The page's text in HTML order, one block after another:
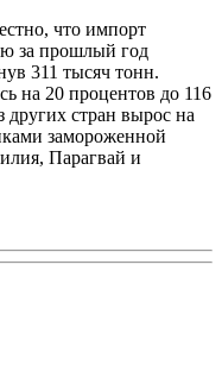
что импорт
за прошлый год
311 тысяч тонн.
на 20 процентов до 116
других стран вырос на
замороженной
Парагвай и